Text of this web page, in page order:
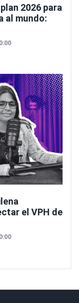
2026 para
al mundo:
el VPH de